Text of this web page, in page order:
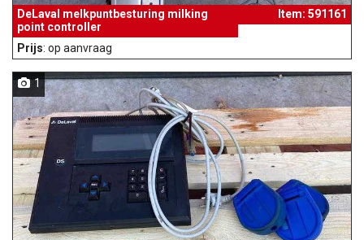
DeLaval melkpuntbesturing milking
point controller
Item: 591161
Prijs: op aanvraag
1